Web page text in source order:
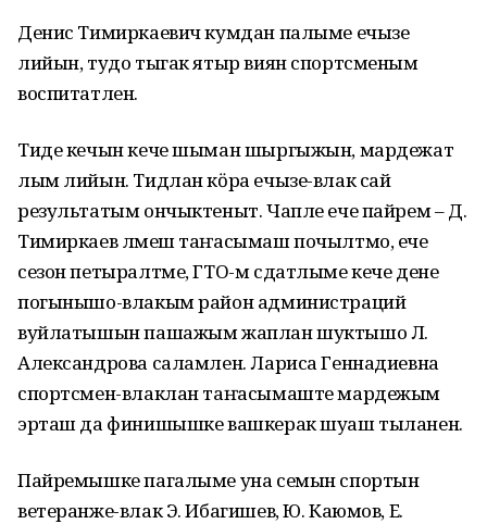
Денис Тимиркаевич кумдан палыме ечызе
лийын, тудо тыгак ятыр виян спортсменым
воспитатлен.
Тиде кечын кече шыман шыргыжын, мардежат
лым лийын. Тидлан кӧра ечызе-влак сай
результатым ончыктеныт. Чапле ече пайрем – Д.
Тимиркаев лӱмеш таҥасымаш почылтмо, ече
сезон петыралтме, ГТО-м сдатлыме кече дене
погынышо-влакым район администраций
вуйлатышын пашажым жаплан шуктышо Л.
Александрова саламлен. Лариса Геннадиевна
спортсмен-влаклан таҥасымаште мардежым
эрташ да финишышке вашкерак шуаш тыланен.
Пайремышке пагалыме уна семын спортын
ветеранже-влак Э. Ибагишев, Ю. Каюмов, Е.